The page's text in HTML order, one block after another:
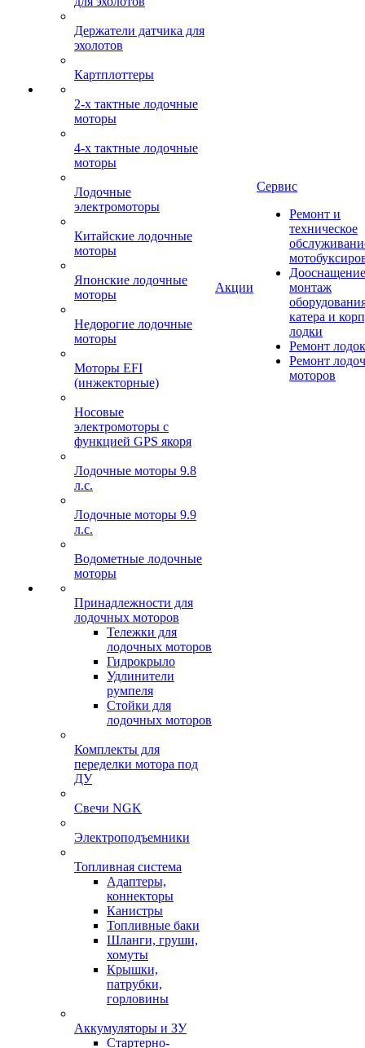
Держатели датчика для
эхолотов
Картплоттеры
2-х тактные лодочные
моторы
4-х тактные лодочные
моторы
Лодочные
электромоторы
Китайские лодочные
моторы
Японские лодочные
моторы
Недорогие лодочные
моторы
Моторы EFI
(инжекторные)
Носовые
электромоторы с
функцией GPS якоря
Лодочные моторы 9.8
л.с.
Лодочные моторы 9.9
л.с.
Водометные лодочные
моторы
Принадлежности для
лодочных моторов
Тележки для
лодочных моторов
Гидрокрыло
Удлинители
румпеля
Стойки для
лодочных моторов
Комплекты для
переделки мотора под
ДУ
Свечи NGK
Электроподъемники
Топливная система
Адаптеры,
коннекторы
Канистры
Топливные баки
Шланги, груши,
хомуты
Крышки,
патрубки,
горловины
Аккумуляторы и ЗУ
Стартерно-
Акции
Сервис
Ремонт и
техническое
монтаж
катера и
лодки
Ремонт
Ремонт
моторов